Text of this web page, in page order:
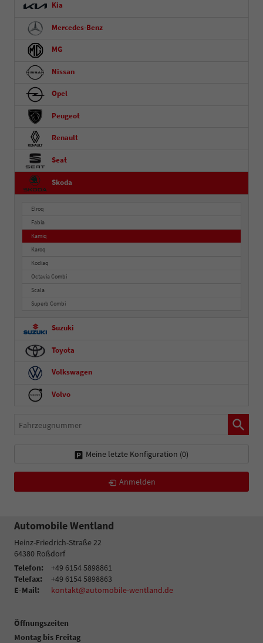
Kia
Mercedes-Benz
MG
Nissan
Opel
Peugeot
Renault
Seat
Skoda
Elroq
Fabia
Kamiq
Karoq
Kodiaq
Octavia Combi
Scala
Superb Combi
Suzuki
Toyota
Volkswagen
Volvo
Fahrzeugnummer
Meine letzte Konfiguration (0)
Anmelden
Automobile Wentland
Heinz-Friedrich-Straße 22
64380 Roßdorf
Telefon:
+49 6154 5898861
Telefax:
+49 6154 5898863
E-Mail:
kontakt@automobile-wentland.de
Öffnungszeiten
Montag bis Freitag